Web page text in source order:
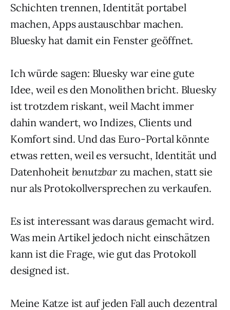
Schichten trennen, Identität portabel
machen, Apps austauschbar machen.
Bluesky hat damit ein Fenster geöffnet.
Ich würde sagen: Bluesky war eine gute
Idee, weil es den Monolithen bricht. Bluesky
ist trotzdem riskant, weil Macht immer
dahin wandert, wo Indizes, Clients und
Komfort sind. Und das Euro-Portal könnte
etwas retten, weil es versucht, Identität und
Datenhoheit benutzbarzu machen, statt sie
nur als Protokollversprechen zu verkaufen.
Es ist interessant was daraus gemacht wird.
Was mein Artikel jedoch nicht einschätzen
kann ist die Frage, wie gut das Protokoll
designed ist.
Meine Katze ist auf jeden Fall auch dezentral